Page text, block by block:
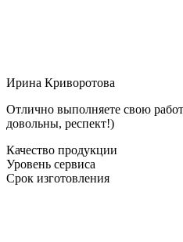
Ирина Криворотова
Отлично выполняете свою
довольны, респект!)
Качество продукции
Уровень сервиса
Срок изготовления